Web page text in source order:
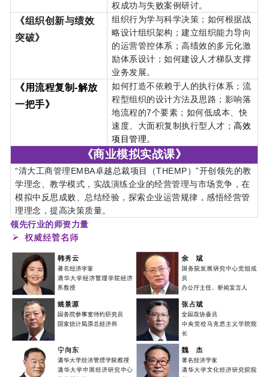
权成功与失败案例研讨。
《组织创新与绩效
突破》
组织行为学与科学决策；如何根据战
略设计组织架构；建立组织能力导向
的运营管控体系；高绩效的多元化激
励体系设计；如何建设人才梯队支撑
业务发展。
《用流程复制-解放
一把手》
如何打造不依赖于人的执行体系；流
程型组织的设计方法及思路；影响落
地流程的7个要素；如何低成本、快
速度、大面积复制执行型人才；高效
项目管理。
《商业模拟实战课》
“清大工商管理EMBA卓越总裁项目（THEMP）”开创领先的教
学理念、教学模式，实战演练企业的经营管理与市场竞争，在
模拟中反思成败、总结经验，探索企业运营规律，感悟经营管
理理念，提高决策质量。
领先行业的师资力量